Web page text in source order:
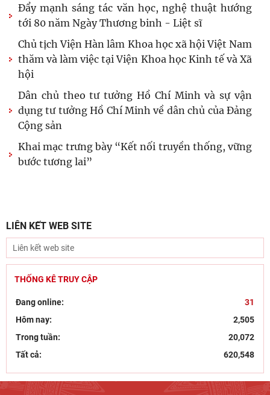
Đẩy mạnh sáng tác văn học, nghệ thuật hướng
tới 80 năm Ngày Thương binh - Liệt sĩ
Chủ tịch Viện Hàn lâm Khoa học xã hội Việt Nam
thăm và làm việc tại Viện Khoa học Kinh tế và Xã
hội
Dân chủ theo tư tưởng Hồ Chí Minh và sự vận
dụng tư tưởng Hồ Chí Minh về dân chủ của Đảng
Cộng sản
Khai mạc trưng bày “Kết nối truyền thống, vững
bước tương lai”
LIÊN KẾT WEB SITE
THỐNG KÊ TRUY CẬP
Đang online:
31
Hôm nay:
2,505
Trong tuần:
20,072
Tất cả:
620,548